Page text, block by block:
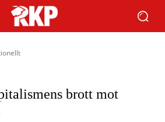
brott mot